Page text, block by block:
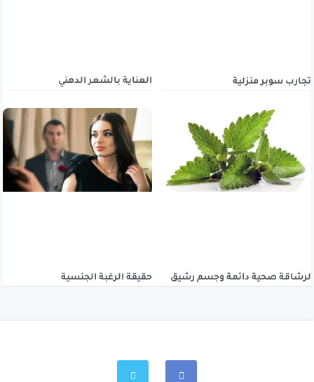
تجارب سوبر منزلية العناية بالشعر الدهني
لرشاقة صحية دائمة وجسم رشيق حقيقة الرغبة الجنسية